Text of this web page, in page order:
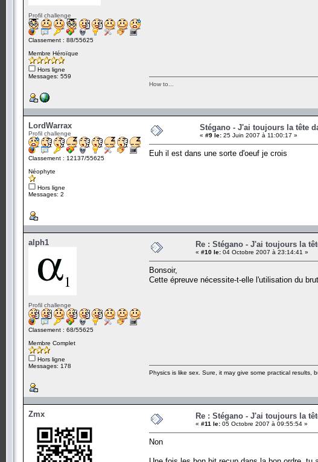
Profil challenge
Classement : 88/55625
Membre Héroïque
Hors ligne
Messages: 559
How to...
LordWarrax
Profil challenge
Classement : 12137/55625
Néophyte
Hors ligne
Messages: 2
Stégano - J'ai toujours la tête
« #9 le: 25 Juin 2007 à 11:00:17 »
Euh il est dans une sorte d'oeuf je crois
alph1
Profil challenge
Classement : 68/55625
Membre Complet
Hors ligne
Messages: 178
Re : Stégano - J'ai toujours la
« #10 le: 04 Octobre 2007 à 23:14:41 »
Bonsoir,
Cette épreuve nécessite-t-elle l'utilisation du
Physics is like sex. Sure, it may give some practical results,
Zmx Re : Stégano - J'ai toujours la
« #11 le: 05 Octobre 2007 à 09:55:54 »
Non